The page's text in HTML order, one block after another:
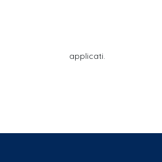
applicati.